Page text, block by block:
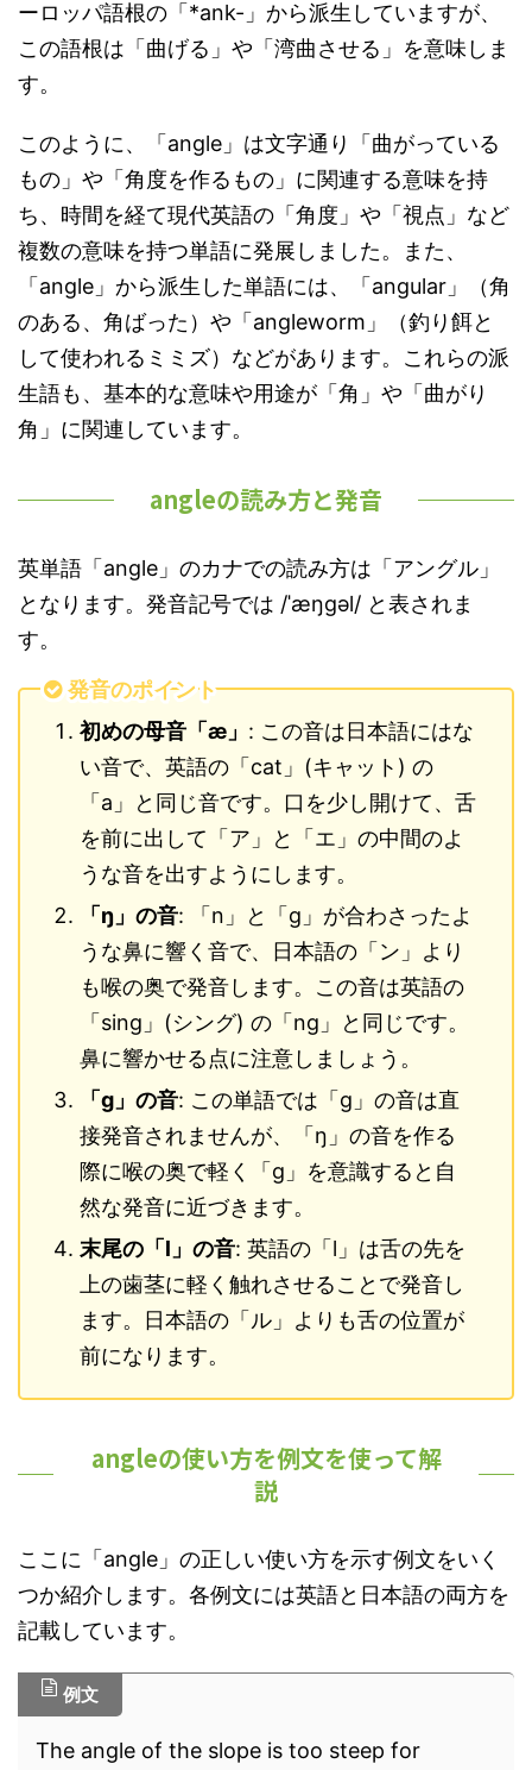
ーロッパ語根の「*ank-」から派生していますが、
この語根は「曲げる」や「湾曲させる」を意味しま
す。
このように、「angle」は文字通り「曲がっている
もの」や「角度を作るもの」に関連する意味を持
ち、時間を経て現代英語の「角度」や「視点」など
複数の意味を持つ単語に発展しました。また、
「angle」から派生した単語には、「angular」（角
のある、角ばった）や「angleworm」（釣り餌と
して使われるミミズ）などがあります。これらの派
生語も、基本的な意味や用途が「角」や「曲がり
角」に関連しています。
angleの読み方と発音
英単語「angle」のカナでの読み方は「アングル」
となります。発音記号では /ˈæŋɡəl/ と表されま
す。
発音のポイント
初めの母音「æ」 : この音は日本語にはな
い音で、英語の「cat」(キャット) の
「a」と同じ音です。口を少し開けて、舌
を前に出して「ア」と「エ」の中間のよ
うな音を出すようにします。
「ŋ」の音: 「n」と「g」が合わさったよ
うな鼻に響く音で、日本語の「ン」より
も喉の奥で発音します。この音は英語の
「sing」(シング) の「ng」と同じです。
鼻に響かせる点に注意しましょう。
「g」の音: この単語では「g」の音は直
接発音されませんが、「ŋ」の音を作る
際に喉の奥で軽く「g」を意識すると自
然な発音に近づきます。
末尾の「l」の音: 英語の「l」は舌の先を
上の歯茎に軽く触れさせることで発音し
ます。日本語の「ル」よりも舌の位置が
前になります。
angleの使い方を例文を使って解
説
ここに「angle」の正しい使い方を示す例文をいく
つか紹介します。各例文には英語と日本語の両方を
記載しています。
例文
The angle of the slope is too steep for